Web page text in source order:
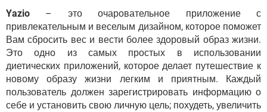
Yazio – это очаровательное приложение с
привлекательным и веселым дизайном, которое поможет
Вам сбросить вес и вести более здоровый образ жизни.
Это одно из самых простых в использовании
диетических приложений, которое делает путешествие к
новому образу жизни легким и приятным. Каждый
пользователь должен зарегистрировать информацию о
себе и установить свою личную цель; похудеть, увеличить